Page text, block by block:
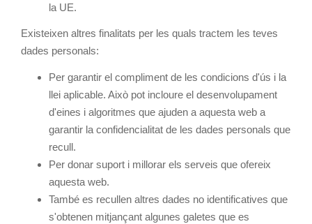
la UE.
Existeixen altres finalitats per les quals tractem les teves
dades personals:
Per garantir el compliment de les condicions d'ús i la
llei aplicable. Això pot incloure el desenvolupament
d'eines i algoritmes que ajuden a aquesta web a
garantir la confidencialitat de les dades personals que
recull.
Per donar suport i millorar els serveis que ofereix
aquesta web.
També es recullen altres dades no identificatives que
s'obtenen mitjançant algunes galetes que es